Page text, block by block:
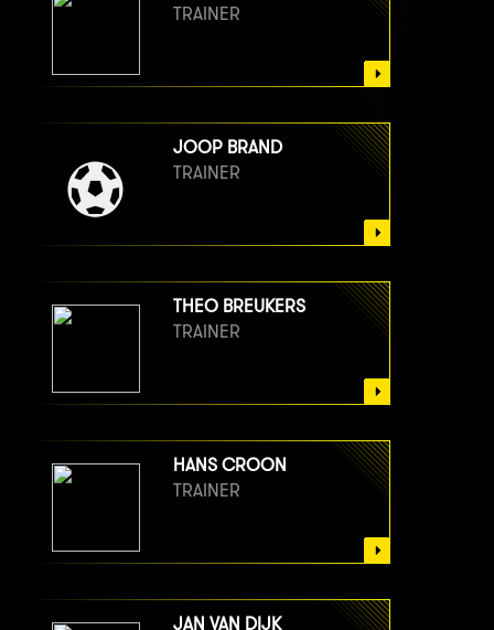
TRAINER
JOOP BRAND
TRAINER
THEO BREUKERS
TRAINER
HANS CROON
TRAINER
JAN VAN DIJK